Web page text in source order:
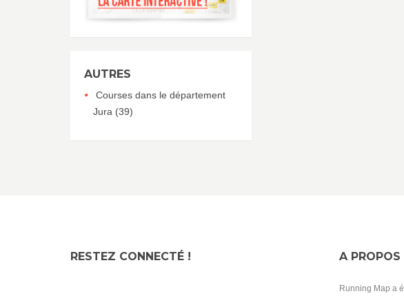
AUTRES
Courses dans le département
Jura (39)
RESTEZ CONNECTÉ ! A PROPOS
Running Map a